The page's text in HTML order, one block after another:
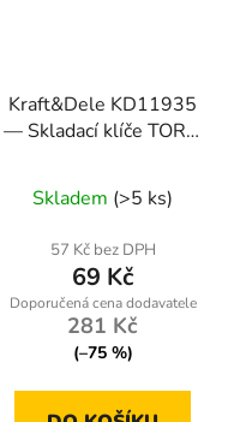
Kraft&Dele KD11935
— Skladací klíče TORX,
Skladem (>5 ks)
57 Kč bez DPH
69 Kč
281 Kč
(–75 %)